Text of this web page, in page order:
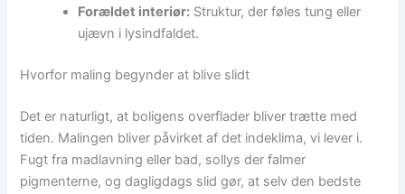
Forældet interiør: Struktur, der føles tung eller
ujævn i lysindfaldet.
Hvorfor maling begynder at blive slidt
Det er naturligt, at boligens overflader bliver trætte med
tiden. Malingen bliver påvirket af det indeklima, vi lever i.
Fugt fra madlavning eller bad, sollys der falmer
pigmenterne, og dagligdags slid gør, at selv den bedste